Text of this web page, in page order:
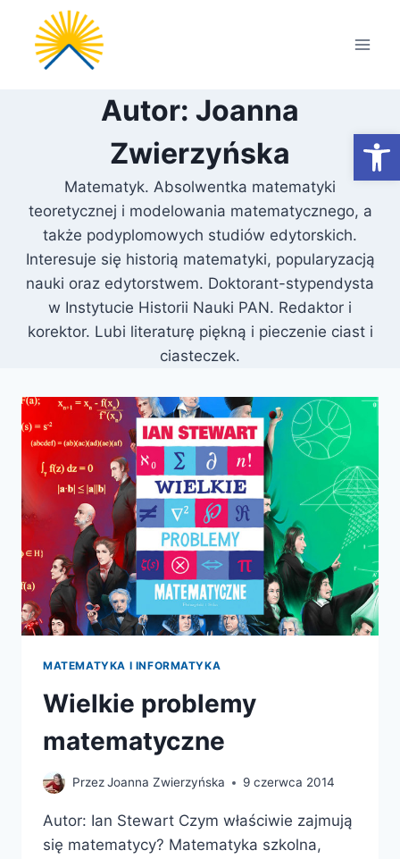
Przejdź
treści
Autor: Joanna
Zwierzyńska
Matematyk. Absolwentka matematyki
teoretycznej i modelowania matematycznego, a
także podyplomowych studiów edytorskich.
Interesuje się historią matematyki, popularyzacją
nauki oraz edytorstwem. Doktorant-stypendysta
w Instytucie Historii Nauki PAN. Redaktor i
korektor. Lubi literaturę piękną i pieczenie ciast i
ciasteczek.
MATEMATYKA I INFORMATYKA
Wielkie problemy
matematyczne
PrzezJoanna Zwierzyńska 9 czerwca 2014
Autor: Ian Stewart Czym właściwie zajmują
się matematycy? Matematyka szkolna,